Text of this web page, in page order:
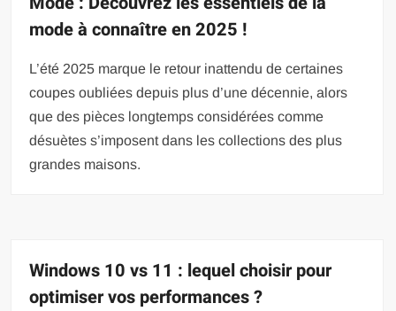
mode à connaître en 2025 !
L’été 2025 marque le retour inattendu de certaines
coupes oubliées depuis plus d’une décennie, alors
que des pièces longtemps considérées comme
désuètes s’imposent dans les collections des plus
grandes maisons.
Windows 10 vs 11 : lequel choisir pour
optimiser vos performances ?